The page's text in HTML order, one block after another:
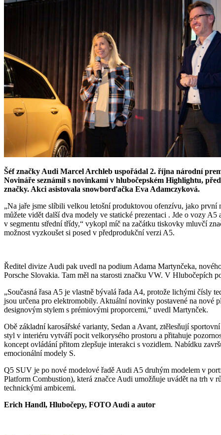
Šéf značky Audi Marcel Archleb uspořádal 2. října národní
Novináře seznámil s novinkami v hlubočepském Highlightu,
značky. Akci asistovala snowborďačka Eva Adamczyková.
„Na jaře jsme slíbili velkou letošní produktovou ofenzívu, jako
můžete vidět další dva modely ve statické prezentaci . Jde o vozy
v segmentu střední třídy,“ vykopl míč na začátku tiskovky mluvčí
možnost vyzkoušet si posed v předprodukční verzi A5.
Ředitel divize Audi pak uvedl na podium Adama Martynčeka,
Porsche Slovakia. Tam měl na starosti značku VW. V Hlubočepích
„Současná řasa A5 je vlastně bývalá řada A4, protože lichými čísly
jsou určena pro elektromobily. Aktuální novinky postavené na nové
designovým stylem s prémiovými proporcemi,“ uvedl Martynček.
Obě základní karosářské varianty, Sedan a Avant, ztělesňují
styl v interiéru vytváří pocit velkorysého prostoru a přitahuje
koncept ovládání přitom zlepšuje interakci s vozidlem. Nabídku
emocionální modely S.
Q5 SUV je po nové modelové řadě Audi A5 druhým modelem v
Platform Combustion), která značce Audi umožňuje uvádět na trh v
technickými ambicemi.
Erich Handl, Hlubočepy, FOTO Audi a autor